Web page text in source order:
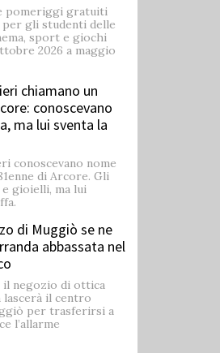
pomeriggi gratuiti
per gli studenti delle
sport e giochi
2026 a maggio
chiamano un
conoscevano
ma lui sventa la
conoscevano nome
di Arcore. Gli
gioielli, ma lui
di Muggiò se ne
abbassata nel
il negozio di ottica
lascerà il centro
per trasferirsi a
l’allarme